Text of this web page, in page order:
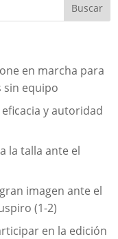
en marcha para
equipo
eficacia y autoridad
la talla ante el
imagen ante el
(1-2)
en la edición